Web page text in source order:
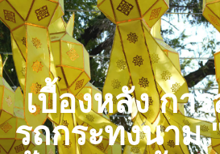
เบื้องหลัง กา
รถกระทงนาม